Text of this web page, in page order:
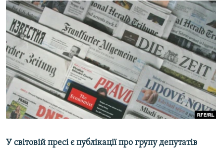
ВСЕ ЗА ДЕНЬ
СПЕЦПРОЕКТИ
ДЕПОРТАЦІЯ
ВІДЕОУРОКИ «ELIFBE»
СВІДЧЕННЯ ОКУПАЦІЇ
УКРАЇНСЬКА ПРОБЛЕМА КРИМУ
ІНФОГРАФІКА
ЯК ОБІЙТИ БЛОКУВАННЯ
Русский
Qırımtatar
ДОЛУЧАЙСЯ!
У світовій пресі є публікації про групу депутатів